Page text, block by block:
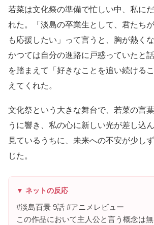
若菜は文化祭の準備で忙しい中、私に
れた。「淡島の卒業生として、君たち
も応援したい」って言うと、胸が熱く
かつては自分の進路に戸惑っていたと
を踏まえて「好きなことを追い続ける
えてくれた。
文化祭という大きな舞台で、若菜の言
うに響き、私の心に新しい光が差し込
見ているうちに、未来への不安が少し
じた。
▼ ネットの反応
#淡島百景 9話 #アニメレビュー
この作品において主人公と言う概念は